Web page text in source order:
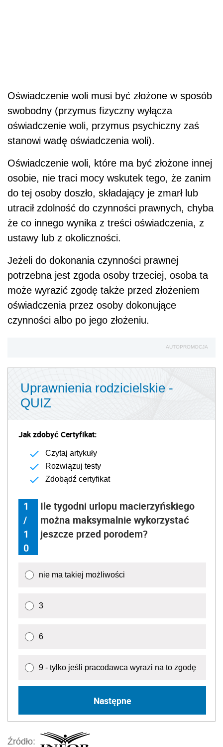
Oświadczenie woli musi być złożone w sposób
swobodny (przymus fizyczny wyłącza
oświadczenie woli, przymus psychiczny zaś
stanowi wadę oświadczenia woli).
Oświadczenie woli, które ma być złożone innej
osobie, nie traci mocy wskutek tego, że zanim
do tej osoby doszło, składający je zmarł lub
utracił zdolność do czynności prawnych, chyba
że co innego wynika z treści oświadczenia, z
ustawy lub z okoliczności.
Jeżeli do dokonania czynności prawnej
potrzebna jest zgoda osoby trzeciej, osoba ta
może wyrazić zgodę także przed złożeniem
oświadczenia przez osoby dokonujące
czynności albo po jego złożeniu.
AUTOPROMOCJA
Uprawnienia rodzicielskie -
QUIZ
Jak zdobyć Certyfikat:
Czytaj artykuły
Rozwiązuj testy
Zdobądź certyfikat
1
/
1
0
Ile tygodni urlopu macierzyńskiego
można maksymalnie wykorzystać
jeszcze przed porodem?
nie ma takiej możliwości
3
6
9 - tylko jeśli pracodawca wyrazi na to zgodę
Następne
Źródło: